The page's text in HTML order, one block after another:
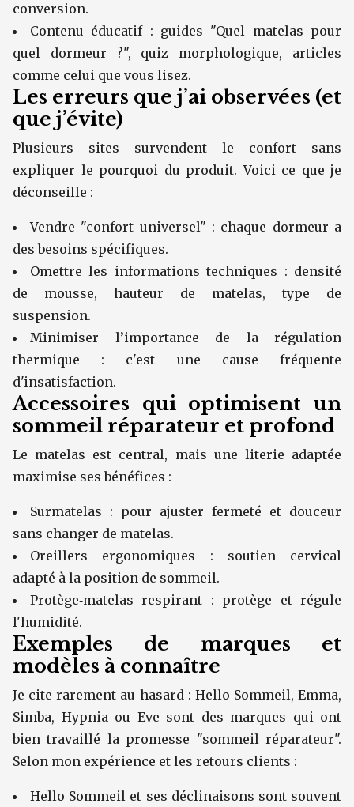
conversion.
Contenu éducatif : guides "Quel matelas pour
quel dormeur ?", quiz morphologique, articles
comme celui que vous lisez.
Les erreurs que j’ai observées (et
que j’évite)
Plusieurs sites survendent le confort sans
expliquer le pourquoi du produit. Voici ce que je
déconseille :
Vendre "confort universel" : chaque dormeur a
des besoins spécifiques.
Omettre les informations techniques : densité
de mousse, hauteur de matelas, type de
suspension.
Minimiser l’importance de la régulation
thermique : c'est une cause fréquente
d'insatisfaction.
Accessoires qui optimisent un
sommeil réparateur et profond
Le matelas est central, mais une literie adaptée
maximise ses bénéfices :
Surmatelas : pour ajuster fermeté et douceur
sans changer de matelas.
Oreillers ergonomiques : soutien cervical
adapté à la position de sommeil.
Protège‑matelas respirant : protège et régule
l'humidité.
Exemples de marques et
modèles à connaître
Je cite rarement au hasard : Hello Sommeil, Emma,
Simba, Hypnia ou Eve sont des marques qui ont
bien travaillé la promesse "sommeil réparateur".
Selon mon expérience et les retours clients :
Hello Sommeil et ses déclinaisons sont souvent